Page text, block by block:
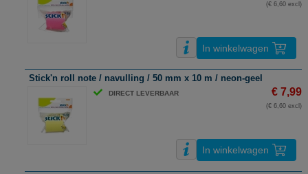
(€ 6,60 excl)
In winkelwagen
Stick'n roll note / navulling / 50 mm x 10 m / neon-geel
DIRECT LEVERBAAR € 7,99
(€ 6,60 excl)
In winkelwagen